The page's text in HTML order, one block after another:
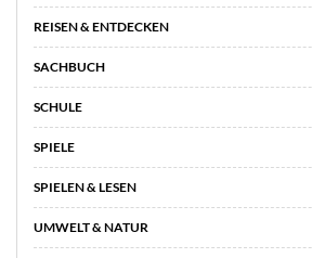
REISEN & ENTDECKEN
SACHBUCH
SCHULE
SPIELE
SPIELEN & LESEN
UMWELT & NATUR